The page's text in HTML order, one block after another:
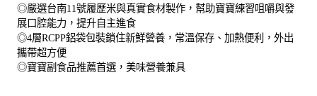
◎嚴選台南11號履歷米與真實食材製作，幫助寶寶練習咀嚼與發
展口腔能力，提升自主進食
◎4層RCPP鋁袋包裝鎖住新鮮營養，常溫保存、加熱便利，外出
攜帶超方便
◎寶寶副食品推薦首選，美味營養兼具